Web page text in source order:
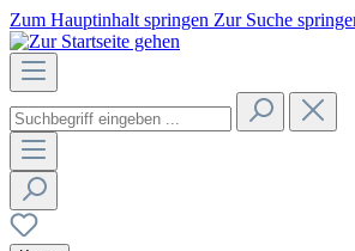
Zum Hauptinhalt springen Zur Suche